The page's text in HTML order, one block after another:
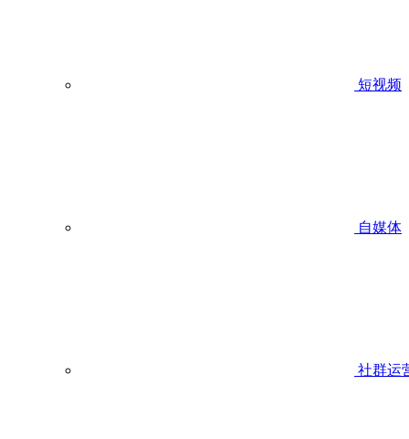
短视频
自媒体
社群运